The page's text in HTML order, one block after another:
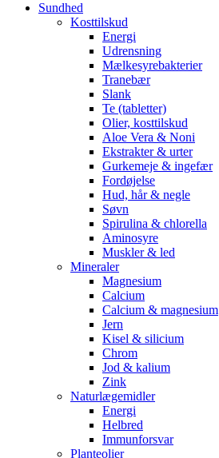
Sundhed
Kosttilskud
Energi
Udrensning
Mælkesyrebakterier
Tranebær
Slank
Te (tabletter)
Olier, kosttilskud
Aloe Vera & Noni
Ekstrakter & urter
Gurkemeje & ingefær
Fordøjelse
Hud, hår & negle
Søvn
Spirulina & chlorella
Aminosyre
Muskler & led
Mineraler
Magnesium
Calcium
Calcium & magnesium
Jern
Kisel & silicium
Chrom
Jod & kalium
Zink
Naturlægemidler
Energi
Helbred
Immunforsvar
Planteolier